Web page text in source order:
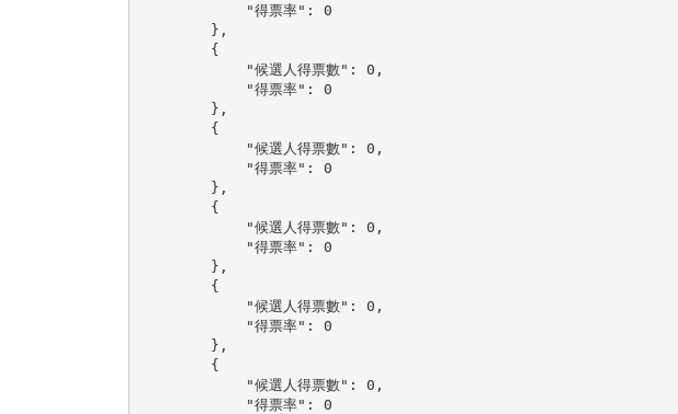
            "得票率": 0
        },
        {
            "候選人得票數": 0,
            "得票率": 0
        },
        {
            "候選人得票數": 0,
            "得票率": 0
        },
        {
            "候選人得票數": 0,
            "得票率": 0
        },
        {
            "候選人得票數": 0,
            "得票率": 0
        },
        {
            "候選人得票數": 0,
            "得票率": 0